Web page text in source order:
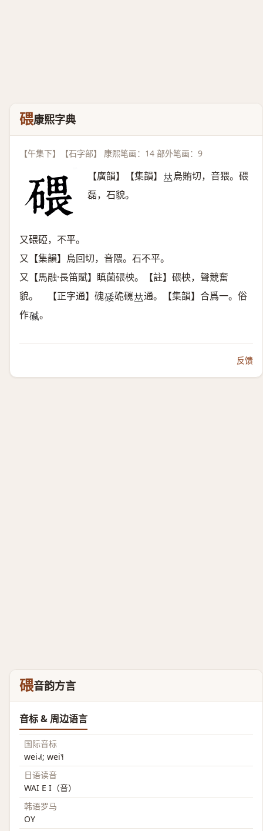
碨康熙字典
【午集下】【石字部】 康熙笔画：14 部外笔画：9
【廣韻】【集韻】 𠀤烏賄切，音猥。碨
磊，石貌。
又碨䃁，不平。
又【集韻】烏回切，音隈。石不平。
又【馬融·長笛賦】瞋菌碨柍。【註】碨柍，聲競奮
貌。 【正字通】磈𥓔 硊䃬𠀤通。【集韻】合爲一。俗
作𥔃 。
反馈
碨音韵方言
音标 & 周边语言
国际音标
wei˨˩˦; wei˥˧
日语读音
WAI E I（音）
韩语罗马
OY